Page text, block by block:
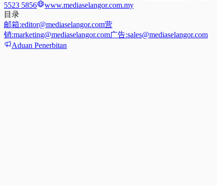
5523 5856
www.mediaselangor.com.my
目录
邮箱:editor@mediaselangor.com营
销:marketing@mediaselangor.com广告:sales@mediaselangor.com
Aduan Penerbitan